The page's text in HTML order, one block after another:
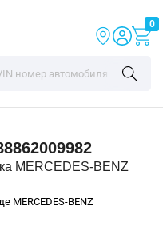
0
MERCEDES-BENZ
MERCEDES-BENZ